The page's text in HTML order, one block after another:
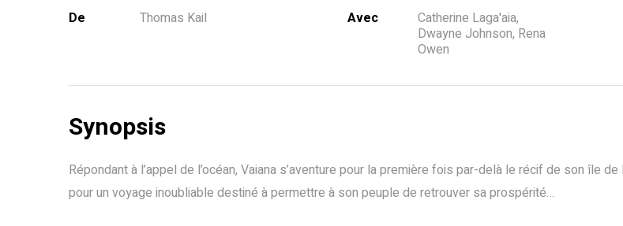
De Thomas Kail Avec
Catherine Laga'aia,
Dwayne Johnson, Rena
Owen
Synopsis
Répondant à l’appel de l’océan, Vaiana s’aventure pour la première fois par-delà le récif de son île
pour un voyage inoubliable destiné à permettre à son peuple de retrouver sa prospérité…